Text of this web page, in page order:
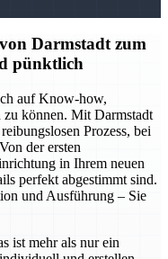
Darmstadt zum
pünktlich
auf Know-how,
zu können. Mit Darmstadt
Prozess, bei
der ersten
in Ihrem neuen
perfekt abgestimmt sind.
und Ausführung – Sie
ist mehr als nur ein